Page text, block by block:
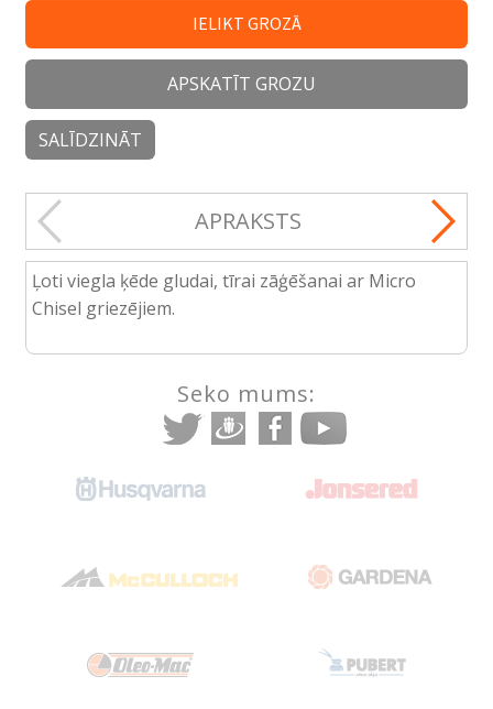
IELIKT GROZĀ
APSKATĪT GROZU
SALĪDZINĀT
APRAKSTS
Ļoti viegla ķēde gludai, tīrai zāģēšanai ar Micro
Chisel griezējiem.
Seko mums: